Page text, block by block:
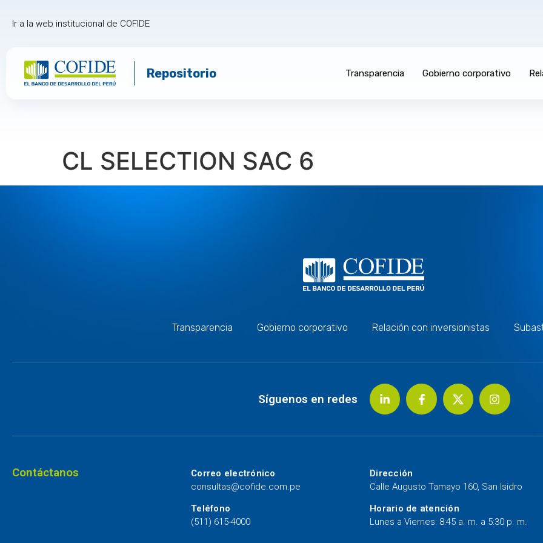
Ir a la web institucional de COFIDE
Repositorio Transparencia Gobierno corporativo
CL SELECTION SAC 6
Transparencia Gobierno corporativo Relación con inversionistas
Síguenos en redes
Contáctanos
Correo electrónico
consultas@cofide.com.pe
Teléfono
(511) 615-4000
Dirección
Calle Augusto Tamayo 160, San Isidro
Horario de atención
Lunes a Viernes: 8:45 a. m. a 5:30 p. m.